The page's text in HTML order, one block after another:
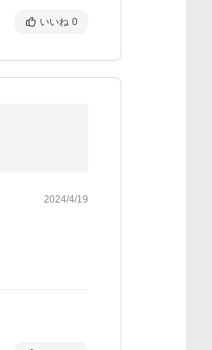
いいね 0
2024/4/19